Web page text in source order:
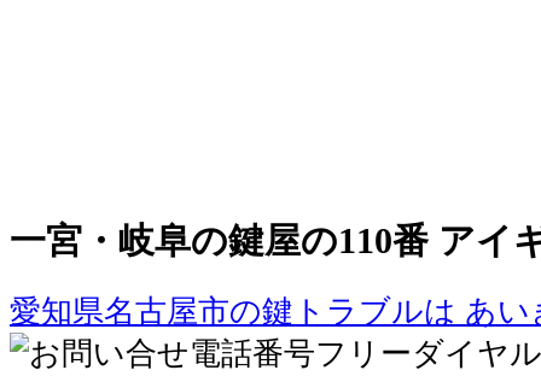
一宮・岐阜の鍵屋の110番 アイ
愛知県名古屋市の鍵トラブルは あい